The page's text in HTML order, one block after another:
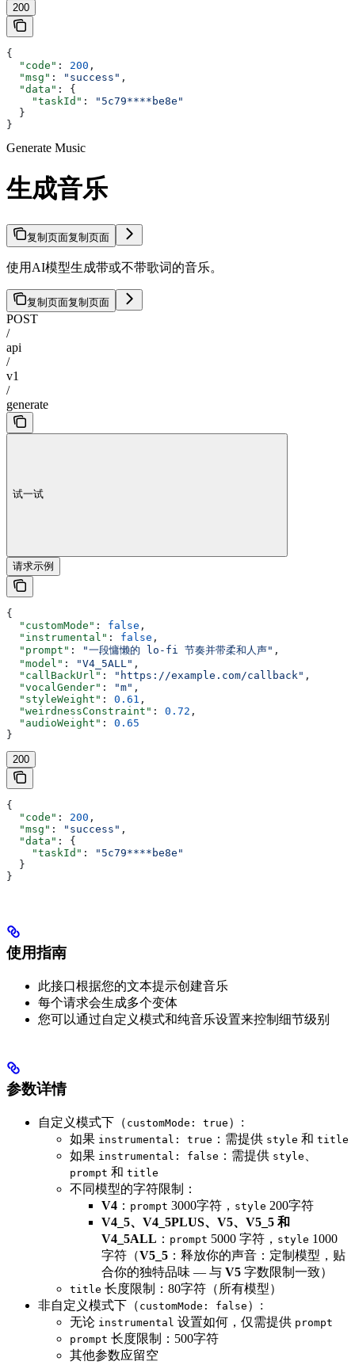
200
{
  "code"
: 200 ,
  "msg"
: "success" ,
  "data"
: {
    "taskId"
:
"5c79****be8e"
  }
}
Generate Music
生成音乐
复制页面复制页面
使用AI模型生成带或不带歌词的音乐。
复制页面复制页面
POST
/
api
/
v1
/
generate
试一试
请求示例
{
  "customMode"
: false ,
  "instrumental"
: false ,
  "prompt"
: "一段慵懒的 lo-fi 节奏并带柔和人声" ,
  "model"
: "V4_5ALL" ,
  "callBackUrl"
: "https://example.com/callback" ,
  "vocalGender"
: "m" ,
  "styleWeight"
: 0.61 ,
  "weirdnessConstraint"
: 0.72 ,
  "audioWeight"
: 0.65
}
200
{
  "code"
: 200 ,
  "msg"
: "success" ,
  "data"
: {
    "taskId"
:
"5c79****be8e"
  }
}
使用指南
此接口根据您的文本提示创建音乐
每个请求会生成多个变体
您可以通过自定义模式和纯音乐设置来控制细节级别
参数详情
自定义模式下（ customMode: true ）:
如果 instrumental: true ：需提供 style 和 title
如果 instrumental: false ：需提供 style
prompt 和 title
不同模型的字符限制：
V4 ： prompt 3000字符， style 200字符
V4_5、V4_5PLUS、V5、V5_5 和
V4_5ALL ： prompt 5000 字符， style 1000
字符（V5_5 ：释放你的声音：定制模型，贴
合你的独特品味 — 与 V5 字数限制一致）
title 长度限制：80字符（所有模型）
非自定义模式下（ customMode: false ）:
无论 instrumental 设置如何，仅需提供 prompt
prompt 长度限制：500字符
其他参数应留空